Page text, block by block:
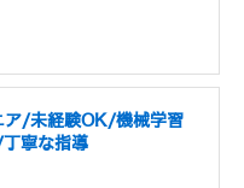
ア/未経験OK/機械学習
寧な指導